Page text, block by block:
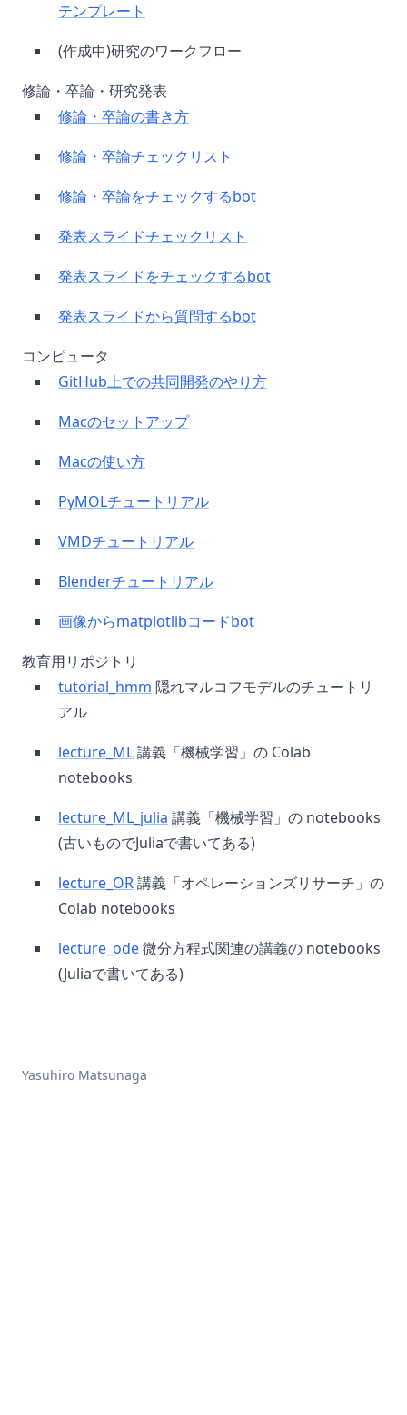
テンプレート
(作成中)研究のワークフロー
修論・卒論・研究発表
修論・卒論の書き方
修論・卒論チェックリスト
修論・卒論をチェックするbot
発表スライドチェックリスト
発表スライドをチェックするbot
発表スライドから質問するbot
コンピュータ
GitHub上での共同開発のやり方
Macのセットアップ
Macの使い方
PyMOLチュートリアル
VMDチュートリアル
Blenderチュートリアル
画像からmatplotlibコードbot
教育用リポジトリ
tutorial_hmm 隠れマルコフモデルのチュートリ
アル
lecture_ML講義「機械学習」の Colab
notebooks
lecture_ML_julia 講義「機械学習」の notebooks
(古いものでJuliaで書いてある)
lecture_OR講義「オペレーションズリサーチ」の
Colab notebooks
lecture_ode微分方程式関連の講義の notebooks
(Juliaで書いてある)
Yasuhiro Matsunaga